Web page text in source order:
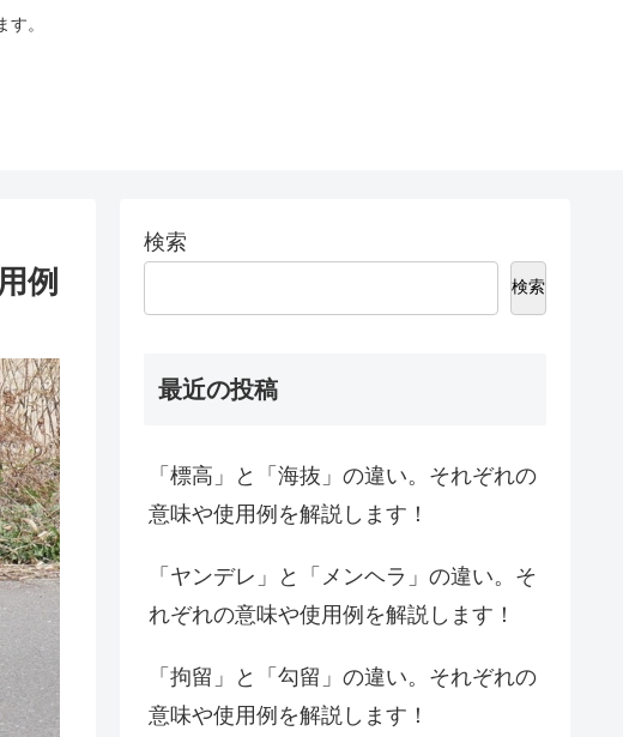
。
例
検索
検索
最近の投稿
「標高」と「海抜」の違い。それぞれの
意味や使用例を解説します！
「ヤンデレ」と「メンヘラ」の違い。そ
れぞれの意味や使用例を解説します！
「拘留」と「勾留」の違い。それぞれの
意味や使用例を解説します！